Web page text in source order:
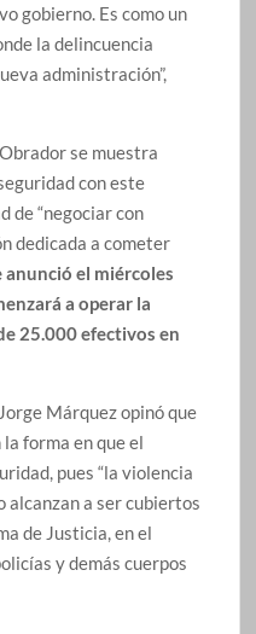
gobierno. Es como un
la delincuencia
administración”,
se muestra
con este
de “negociar con
dedicada a cometer
anunció el miércoles
a operar la
25.000 efectivos en
Márquez opinó que
forma en que el
pues “la violencia
alcanzan a ser cubiertos
de Justicia, en el
y demás cuerpos